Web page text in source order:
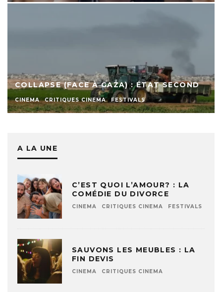
COLLAPSE (FACE À GAZA) : ÉTAT SECOND
CINEMA CRITIQUES CINEMA FESTIVALS
A LA UNE
C’EST QUOI L’AMOUR? : LA
COMÉDIE DU DIVORCE
CINEMA CRITIQUES CINEMA FESTIVALS
SAUVONS LES MEUBLES : LA
FIN DEVIS
CINEMA CRITIQUES CINEMA